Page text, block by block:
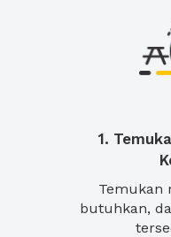
1.
Temukan
butuhkan,